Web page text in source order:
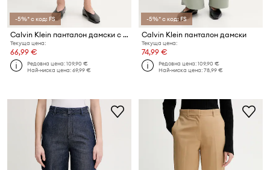
-5%* с код: FS
Calvin Klein панталон дамски с вискоза
Текуща цена:
66,99 €
Редовна цена:109,90 €
Най-ниска цена:69,99 €
-5%* с код: FS
Calvin Klein панталон дамски
Текуща цена:
74,99 €
Редовна цена:109,90 €
Най-ниска цена:78,99 €